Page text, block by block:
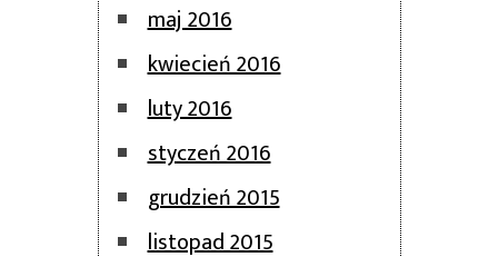
maj 2016
kwiecień 2016
luty 2016
styczeń 2016
grudzień 2015
listopad 2015